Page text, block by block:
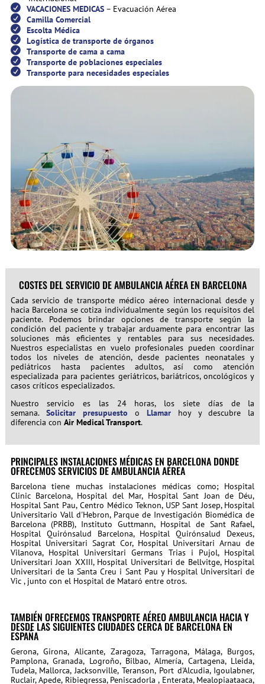
VACACIONES MEDICAS– Evacuación Aérea
Camilla Comercial
Escolta Médica
Logística de transporte de órganos
Transporte de cama a cama
Transporte de poblaciones especiales
Transporte para necesidades especiales
COSTES DEL SERVICIO DE AMBULANCIA AÉREA EN BARCELONA
Cada servicio de transporte médico aéreo internacional desde y
hacia Barcelona se cotiza individualmente según los requisitos del
paciente. Podemos brindar opciones de transporte según la
condición del paciente y trabajar arduamente para encontrar las
soluciones más eficientes y rentables para sus necesidades.
Nuestros especialistas en vuelo profesionales pueden coordinar
todos los niveles de atención, desde pacientes neonatales y
pediátricos hasta pacientes adultos, así como atención
especializada para pacientes geriátricos, bariátricos, oncológicos y
casos críticos especializados.
Nuestro servicio es las 24 horas, los siete días de la
semana. Solicitar presupuesto o Llamarhoy y descubre la
diferencia con Air Medical Transport.
PRINCIPALES INSTALACIONES MÉDICAS EN BARCELONA DONDE
OFRECEMOS SERVICIOS DE AMBULANCIA AÉREA
Barcelona tiene muchas instalaciones médicas como; Hospital
Clinic Barcelona, Hospital del Mar, Hospital Sant Joan de Déu,
Hospital Sant Pau, Centro Médico Teknon, USP Sant Josep, Hospital
Universitario Vall d'Hebron, Parque de Investigación Biomédica de
Barcelona (PRBB), Instituto Guttmann, Hospital de Sant Rafael,
Hospital Quirónsalud Barcelona, Hospital Quirónsalud Dexeus,
Hospital Universitari Sagrat Cor, Hospital Universitari Arnau de
Vilanova, Hospital Universitari Germans Trias i Pujol, Hospital
Universitari Joan XXIII, Hospital Universitari de Bellvitge, Hospital
Universitari de la Santa Creu i Sant Pau y Hospital Universitari de
Vic , junto con el Hospital de Mataró entre otros.
TAMBIÉN OFRECEMOS TRANSPORTE AÉREO AMBULANCIA HACIA Y
DESDE LAS SIGUIENTES CIUDADES CERCA DE BARCELONA EN
ESPAÑA
Gerona, Girona, Alicante, Zaragoza, Tarragona, Málaga, Burgos,
Pamplona, Granada, Logroño, Bilbao, Almería, Cartagena, Lleida,
Tudela, Mallorca, Jacksonville, Teranson, Port d'Alcudia, Igoulabner,
Ruclair, Apede, Ribiegressa, Peniscadorla , Enterata, Mealopiaataaca,